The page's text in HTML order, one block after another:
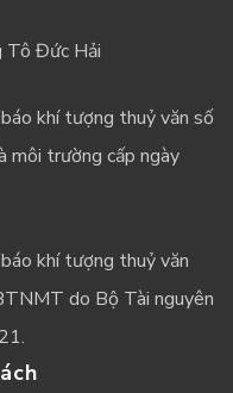
Tô Đức Hải
khí tượng thuỷ văn số
môi trường cấp ngày
khí tượng thuỷ văn
do Bộ Tài nguyên